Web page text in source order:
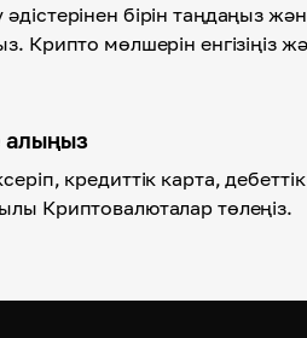
бірін таңдаңыз
Крипто мөлшерін енгізіңіз
алыңыз
кредиттік карта,
Криптовалюталар төлеңіз.